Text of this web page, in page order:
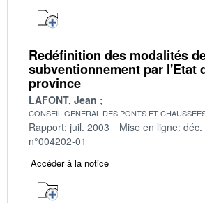
Redéfinition des modalités
subventionnement par l'Etat
province
LAFONT, Jean
CONSEIL GENERAL DES PONTS ET
Rapport: juil. 2003 Mise en ligne: déc.
n°004202-01
Accéder à la notice